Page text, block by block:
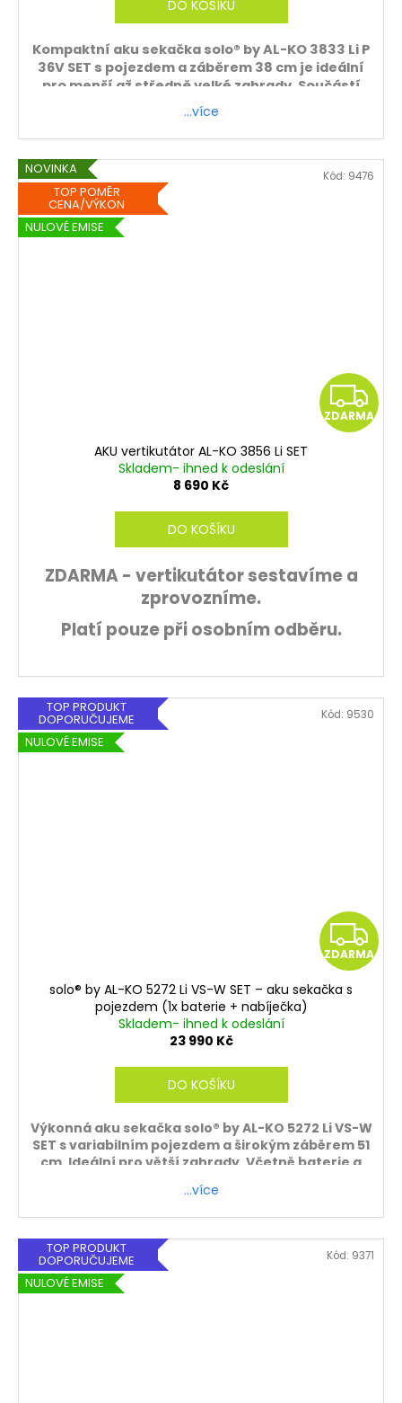
A
DO KOŠÍKU
Kompaktní aku sekačka solo® by AL-KO 3833 Li P
36V SET s pojezdem a záběrem 38 cm je ideální
pro menší až středně velké zahrady. Součástí
balení je baterie i nabíječka.
…více
NOVINKA
TOP POMĚR
CENA/VÝKON
NULOVÉ EMISE
Z
D
ZDARMA
AKU vertikutátor AL-KO 3856 Li SET
Skladem- ihned k odeslání
8 690 Kč
DO KOŠÍKU
ZDARMA - vertikutátor sestavíme a
zprovozníme.
Platí pouze při osobním odběru.
Kód: 9476
TOP PRODUKT
DOPORUČUJEME
NULOVÉ EMISE
Z
D
A
ZDARMA
solo® by AL-KO 5272 Li VS-W SET – aku sekačka s
pojezdem (1x baterie + nabíječka)
Skladem- ihned k odeslání
23 990 Kč
DO KOŠÍKU
Výkonná aku sekačka solo® by AL-KO 5272 Li VS-W
SET s variabilním pojezdem a širokým záběrem 51
cm. Ideální pro větší zahrady. Včetně baterie a
…více
Kód: 9530
TOP PRODUKT
DOPORUČUJEME
NULOVÉ EMISE
Kód: 9371